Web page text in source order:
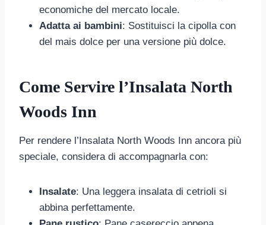
economiche del mercato locale.
Adatta ai bambini: Sostituisci la cipolla con
del mais dolce per una versione più dolce.
Come Servire l’Insalata North
Woods Inn
Per rendere l’Insalata North Woods Inn ancora più
speciale, considera di accompagnarla con:
Insalate: Una leggera insalata di cetrioli si
abbina perfettamente.